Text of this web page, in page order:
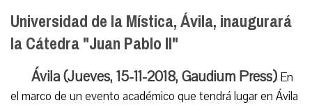
Universidad de la Mística, Ávila, inaugurará
la Cátedra "Juan Pablo II"
Ávila (Jueves, 15-11-2018, Gaudium Press) En
el marco de un evento académico que tendrá lugar en Ávila